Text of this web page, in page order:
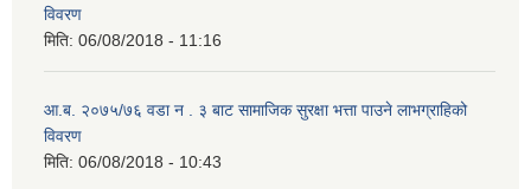
विवरण
मिति: 06/08/2018 - 11:16
आ.ब. २०७५/७६ वडा न . ३ बाट सामाजिक सुरक्षा भत्ता पाउने लाभग्राहिको
विवरण
मिति: 06/08/2018 - 10:43